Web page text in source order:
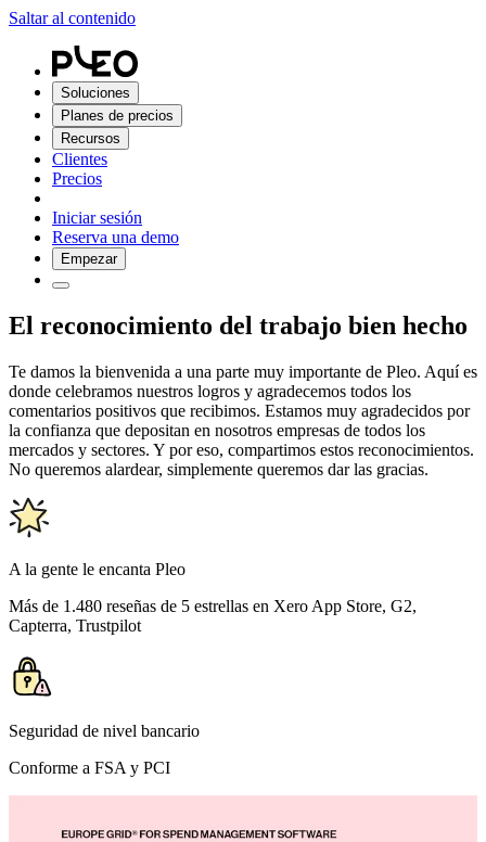
Saltar al contenido
Soluciones
Planes de precios
Recursos
Clientes
Precios
Iniciar sesión
Reserva una demo
Empezar
El reconocimiento del trabajo bien hecho
Te damos la bienvenida a una parte muy importante de Pleo. Aquí es
donde celebramos nuestros logros y agradecemos todos los
comentarios positivos que recibimos. Estamos muy agradecidos por
la confianza que depositan en nosotros empresas de todos los
mercados y sectores. Y por eso, compartimos estos reconocimientos.
No queremos alardear, simplemente queremos dar las gracias.
A la gente le encanta Pleo
Más de 1.480 reseñas de 5 estrellas en Xero App Store, G2,
Capterra, Trustpilot
Seguridad de nivel bancario
Conforme a FSA y PCI